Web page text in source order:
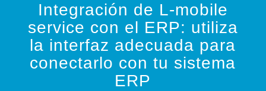
Integración de L-mobile
service con el ERP: utiliza
la interfaz adecuada para
conectarlo con tu sistema
ERP